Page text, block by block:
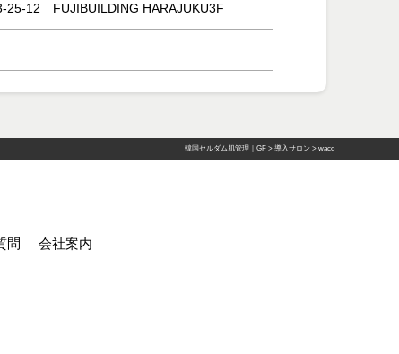
12 FUJIBUILDING HARAJUKU3F
韓国セルダム肌管理｜GF > 導入サロン > waco
問
会社案内